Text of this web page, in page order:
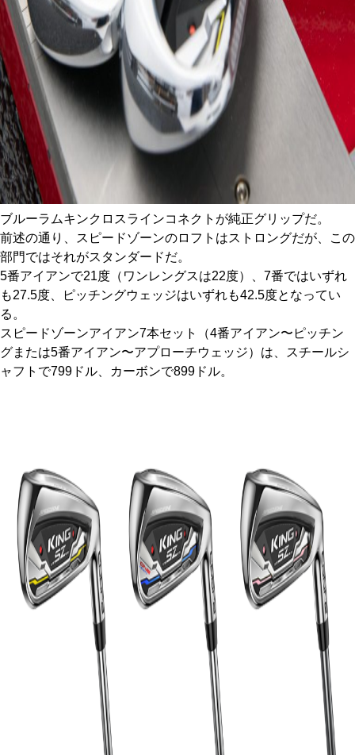
ブルーラムキンクロスラインコネクトが純正グリップだ。
前述の通り、スピードゾーンのロフトはストロングだが、この
部門ではそれがスタンダードだ。
5番アイアンで21度（ワンレングスは22度）、7番ではいずれ
も27.5度、ピッチングウェッジはいずれも42.5度となってい
る。
スピードゾーンアイアン7本セット（4番アイアン〜ピッチン
グまたは5番アイアン〜アプローチウェッジ）は、スチールシ
ャフトで799ドル、カーボンで899ドル。